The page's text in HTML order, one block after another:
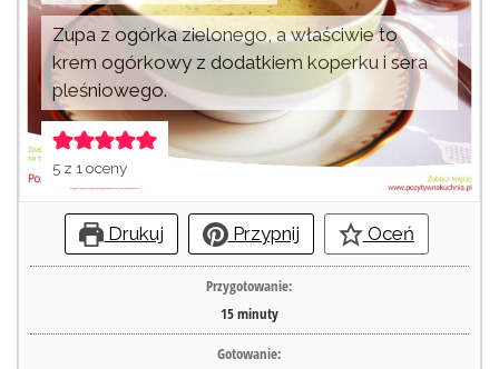
Zupa z ogórka zielonego, a właściwie to
krem ogórkowy z dodatkiem koperku i sera
pleśniowego.
5 z 1 oceny
Drukuj Przypnij Oceń
Przygotowanie:
15minuty
Gotowanie: